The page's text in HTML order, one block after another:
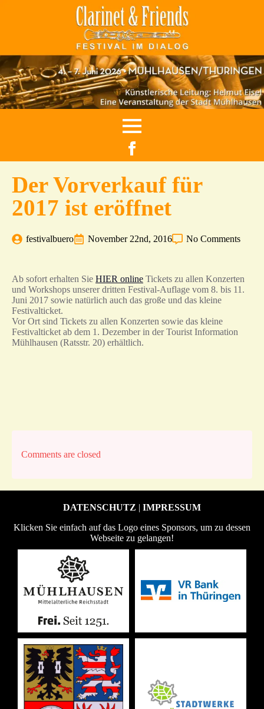
Der Vorverkauf für
2017 ist eröffnet
festivalbuero November 22nd, 2016 No Comments
Ab sofort erhalten Sie HIER online Tickets zu allen Konzerten
und Workshops unserer dritten Festival-Auflage vom 8. bis 11.
Juni 2017 sowie natürlich auch das große und das kleine
Festivalticket.
Vor Ort sind Tickets zu allen Konzerten sowie das kleine
Festivalticket ab dem 1. Dezember in der Tourist Information
Mühlhausen (Ratsstr. 20) erhältlich.
Comments are closed
DATENSCHUTZ | IMPRESSUM
Klicken Sie einfach auf das Logo eines Sponsors, um zu dessen
Webseite zu gelangen!